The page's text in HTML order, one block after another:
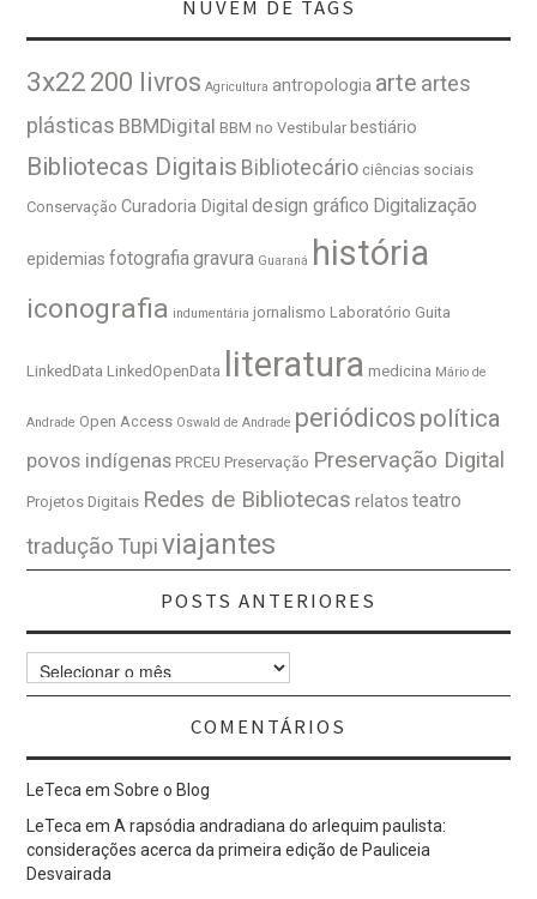
NUVEM DE TAGS
3x22 200 livros Agricultura antropologia arte artes
plásticas BBMDigital BBM no Vestibular bestiário
Bibliotecas Digitais Bibliotecário ciências sociais
Conservação Curadoria Digital design gráfico Digitalização
epidemias fotografiagravura Guaraná história
iconografia indumentária jornalismo Laboratório Guita
LinkedData LinkedOpenData literatura medicina Mário de
Andrade Open Access Oswald de Andrade periódicos política
povos indígenas PRCEU Preservação Preservação Digital
Projetos Digitais Redes de Bibliotecas relatos teatro
tradução Tupi viajantes
POSTS ANTERIORES
Posts
Anteriores
COMENTÁRIOS
LeTecaemSobre o Blog
LeTecaemA rapsódia andradiana do arlequim paulista:
considerações acerca da primeira edição de Pauliceia
Desvairada